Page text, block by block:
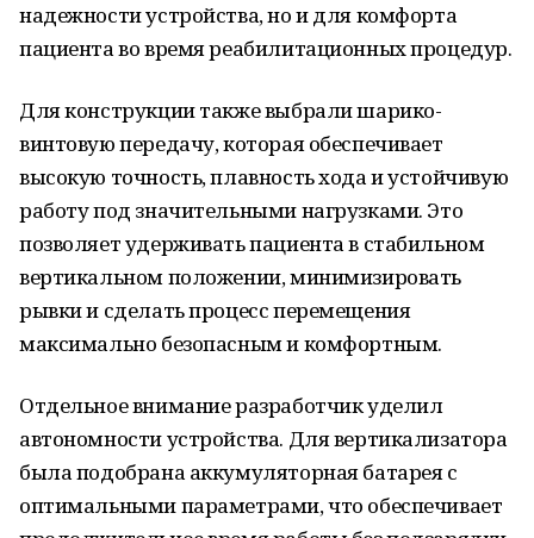
надежности устройства, но и для комфорта
пациента во время реабилитационных процедур.
Для конструкции также выбрали шарико-
винтовую передачу, которая обеспечивает
высокую точность, плавность хода и устойчивую
работу под значительными нагрузками. Это
позволяет удерживать пациента в стабильном
вертикальном положении, минимизировать
рывки и сделать процесс перемещения
максимально безопасным и комфортным.
Отдельное внимание разработчик уделил
автономности устройства. Для вертикализатора
была подобрана аккумуляторная батарея с
оптимальными параметрами, что обеспечивает